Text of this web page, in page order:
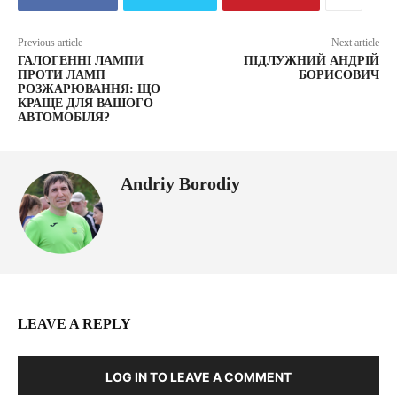
Previous article
ГАЛОГЕННІ ЛАМПИ
ПРОТИ ЛАМП
РОЗЖАРЮВАННЯ: ЩО
КРАЩЕ ДЛЯ ВАШОГО
АВТОМОБІЛЯ?
Next article
ПІДЛУЖНИЙ АНДРІЙ
БОРИСОВИЧ
Andriy Borodiy
LEAVE A REPLY
LOG IN TO LEAVE A COMMENT